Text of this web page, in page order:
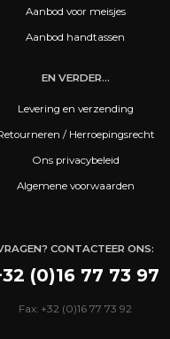
Aanbod voor meisjes
Aanbod handtassen
EN VERDER...
Levering en verzending
/ Herroepingsrecht
Ons privacybeleid
Algemene voorwaarden
CONTACTEER ONS:
(0)16 77 73 97
Fax: +32 (0)16 77 73 92